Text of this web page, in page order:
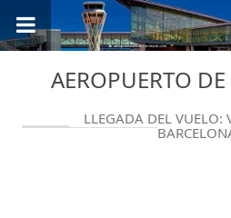
AEROPUERTO
LLEGADA DEL VUELO: